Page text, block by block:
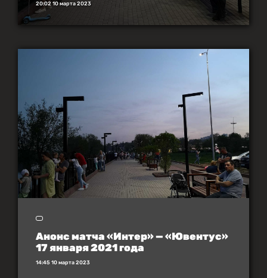
20:02 10 марта 2023
Анонс матча «Интер» — «Ювентус»
17 января 2021 года
14:45 10 марта 2023